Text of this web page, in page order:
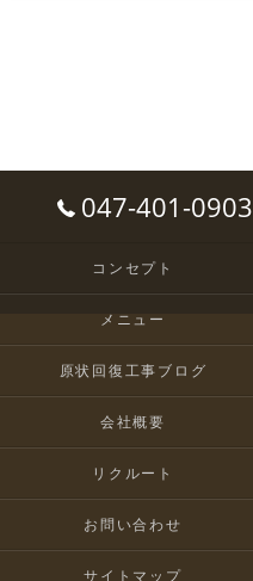
047-401-0903
コンセプト
メニュー
原状回復工事ブログ
会社概要
リクルート
お問い合わせ
サイトマップ